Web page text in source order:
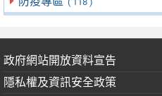
政府網站開放資料宣告
隱私權及資訊安全政策